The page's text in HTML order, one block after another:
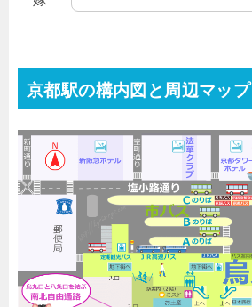
京都駅の構内図と周辺マップ